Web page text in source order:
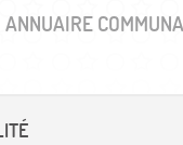
ANNUAIRE